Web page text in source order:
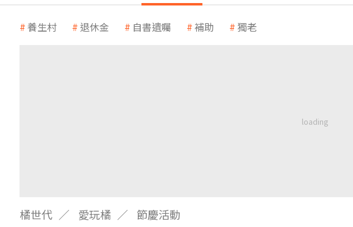
養生村 退休金 自書遺囑 補助 獨老
橘世代 愛玩橘 節慶活動